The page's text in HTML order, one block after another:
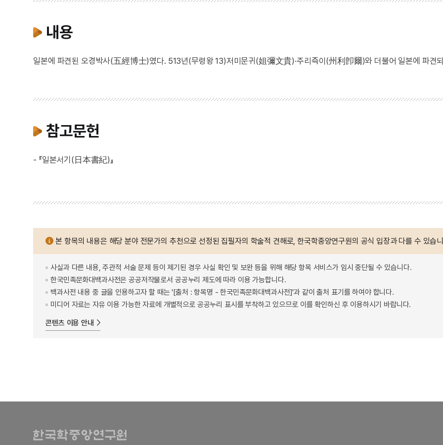
내용
일본에 파견된 오경박사(五經博士)였다. 513년(무령왕 13)저미문귀(姐彌文貴)·주리즉이(州利卽爾)와 더불어 일본에 파견
참고문헌
- 『일본서기(日本書紀)』
본 항목의 내용은 해당 분야 전문가의 추천으로 선정된 집필자의 학술적 견해로, 한국학중앙연구원의 공식 입장과 다를 수 있습
사실과 다른 내용, 주관적 서술 문제 등이 제기된 경우 사실 확인 및 보완 등을 위해 해당 항목 서비스가 임시 중단될 수 있습니다.
한국민족문화대백과사전은 공공저작물로서 공공누리 제도에 따라 이용 가능합니다.
백과사전 내용 중 글을 인용하고자 할 때는 '[출처 : 항목명 - 한국민족문화대백과사전]'과 같이 출처 표기를 하여야 합니다.
미디어 자료는 자유 이용 가능한 자료에 개별적으로 공공누리 표시를 부착하고 있으므로 이를 확인하신 후 이용하시기 바랍니다.
콘텐츠 이용 안내